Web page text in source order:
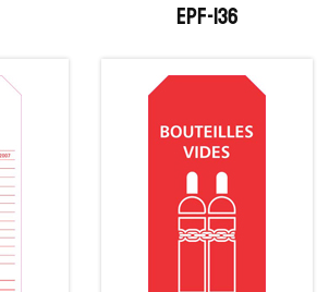
EPF-136